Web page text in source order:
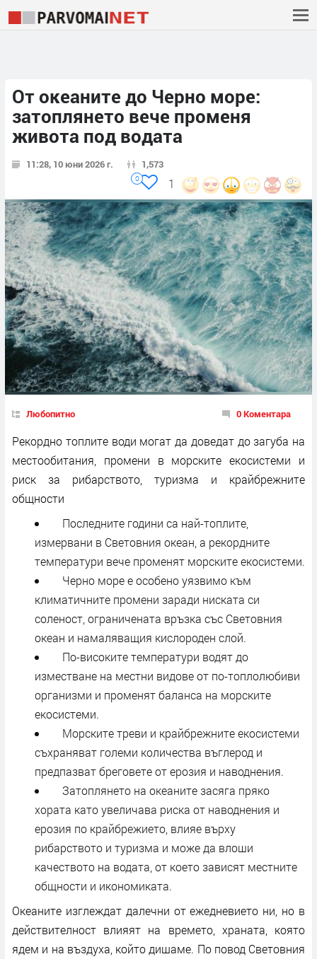
От океаните до Черно море:
затоплянето вече променя
живота под водата
11:28, 10 юни 2026 г. 1,573
1
0
Любопитно 0 Коментара
Рекордно топлите води могат да доведат до загуба на
местообитания, промени в морските екосистеми и
риск за рибарството, туризма и крайбрежните
общности
Последните години са най-топлите,
измервани в Световния океан, а рекордните
температури вече променят морските екосистеми.
Черно море е особено уязвимо към
климатичните промени заради ниската си
соленост, ограничената връзка със Световния
океан и намаляващия кислороден слой.
По-високите температури водят до
изместване на местни видове от по-топлолюбиви
организми и променят баланса на морските
екосистеми.
Морските треви и крайбрежните екосистеми
съхраняват големи количества въглерод и
предпазват бреговете от ерозия и наводнения.
Затоплянето на океаните засяга пряко
хората като увеличава риска от наводнения и
ерозия по крайбрежието, влияе върху
рибарството и туризма и може да влоши
качеството на водата, от което зависят местните
общности и икономиката.
Океаните изглеждат далечни от ежедневието ни, но в
действителност влияят на времето, храната, която
ядем и на въздуха, който дишаме. По повод Световния